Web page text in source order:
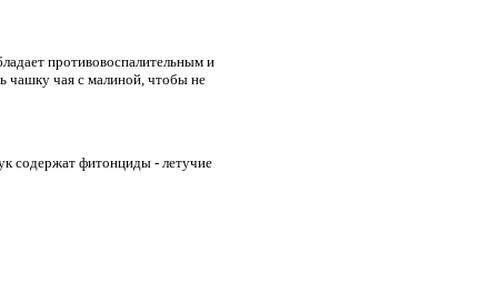
противовоспалительным и
чашку чая с малиной, чтобы не
содержат фитонциды - летучие